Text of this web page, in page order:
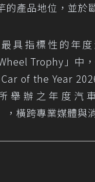
的產品地位，並於
具指標性的年
Trophy」中，
Car of the Year
舉辦之年度汽
，橫跨專業媒體與